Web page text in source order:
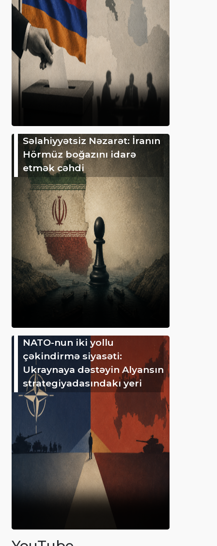
Səlahiyyətsiz Nəzarət: İranın
Hörmüz boğazını idarə
etmək cəhdi
NATO-nun iki yollu
çəkindirmə siyasəti:
Ukraynaya dəstəyin Alyansın
strategiyadasındakı yeri